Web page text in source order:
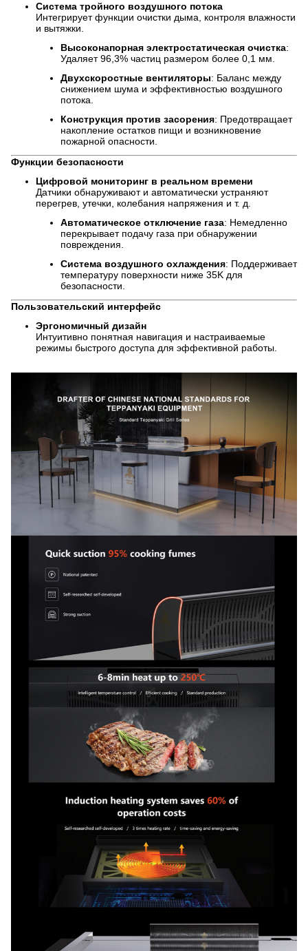
Система тройного воздушного потока
Интегрирует функции очистки дыма, контроля влажности
и вытяжки.
Высоконапорная электростатическая очистка:
Удаляет 96,3% частиц размером более 0,1 мм.
Двухскоростные вентиляторы: Баланс между
снижением шума и эффективностью воздушного
потока.
Конструкция против засорения: Предотвращает
накопление остатков пищи и возникновение
пожарной опасности.
Функции безопасности
Цифровой мониторинг в реальном времени
Датчики обнаруживают и автоматически устраняют
перегрев, утечки, колебания напряжения и т. д.
Автоматическое отключение газа: Немедленно
перекрывает подачу газа при обнаружении
повреждения.
Система воздушного охлаждения: Поддерживает
температуру поверхности ниже 35K для
безопасности.
Пользовательский интерфейс
Эргономичный дизайн
Интуитивно понятная навигация и настраиваемые
режимы быстрого доступа для эффективной работы.